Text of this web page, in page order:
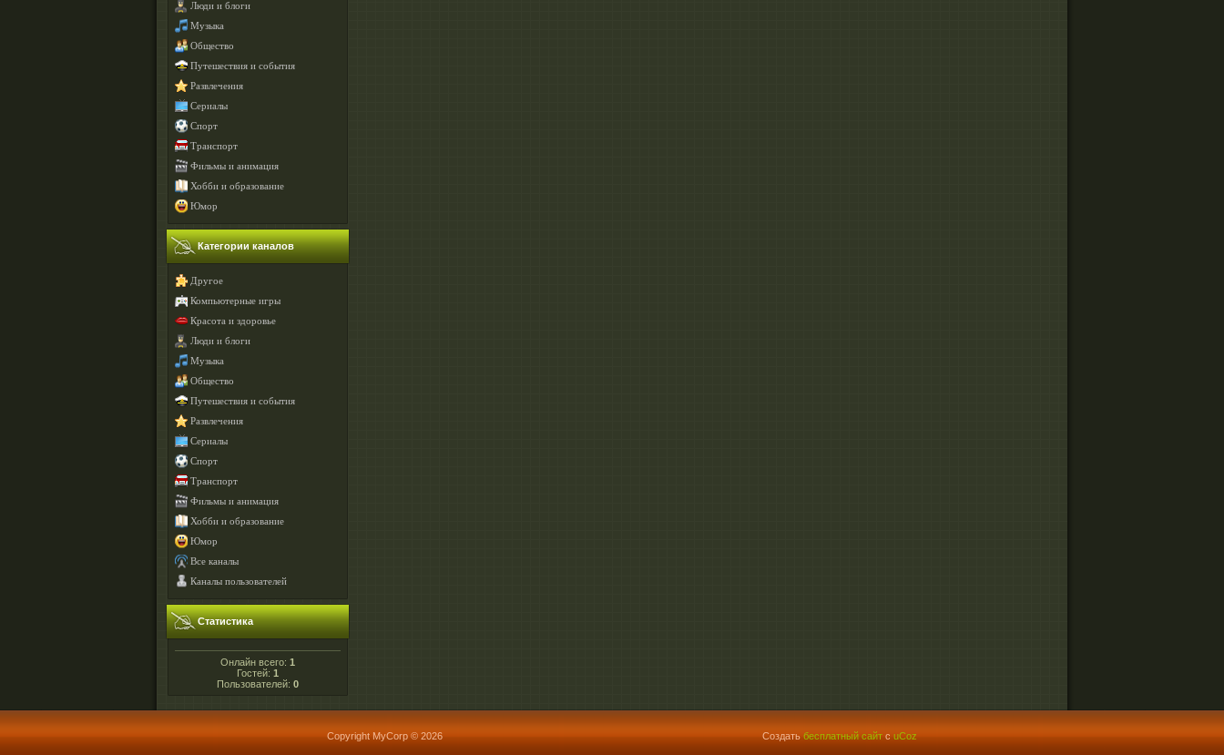
Люди и блоги
Музыка
Общество
Путешествия и события
Развлечения
Сериалы
Спорт
Транспорт
Фильмы и анимация
Хобби и образование
Юмор
Категории каналов
Другое
Компьютерные игры
Красота и здоровье
Люди и блоги
Музыка
Общество
Путешествия и события
Развлечения
Сериалы
Спорт
Транспорт
Фильмы и анимация
Хобби и образование
Юмор
Все каналы
Каналы пользователей
Статистика
Онлайн всего: 1
Гостей: 1
Пользователей: 0
Copyright MyCorp © 2026 Создать бесплатный сайт с uCoz